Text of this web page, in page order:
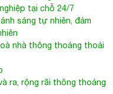
tại chỗ 24/7
sáng tự nhiên, đảm
nhà thông thoáng thoải
ra, rộng rãi thông thoáng